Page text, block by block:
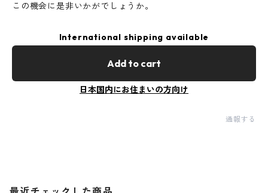
この機会に是非いかがでしょうか。
International shipping available
Add to cart
日本国内にお住まいの方向け
通報する